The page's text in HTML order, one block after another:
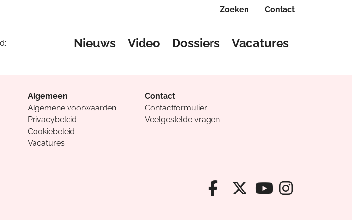
Zoeken Contact
Nieuws Video Dossiers Vacatures
Algemeen
Algemene voorwaarden
Privacybeleid
Cookiebeleid
Vacatures
Contact
Contactformulier
Veelgestelde vragen
Facebook van
X van